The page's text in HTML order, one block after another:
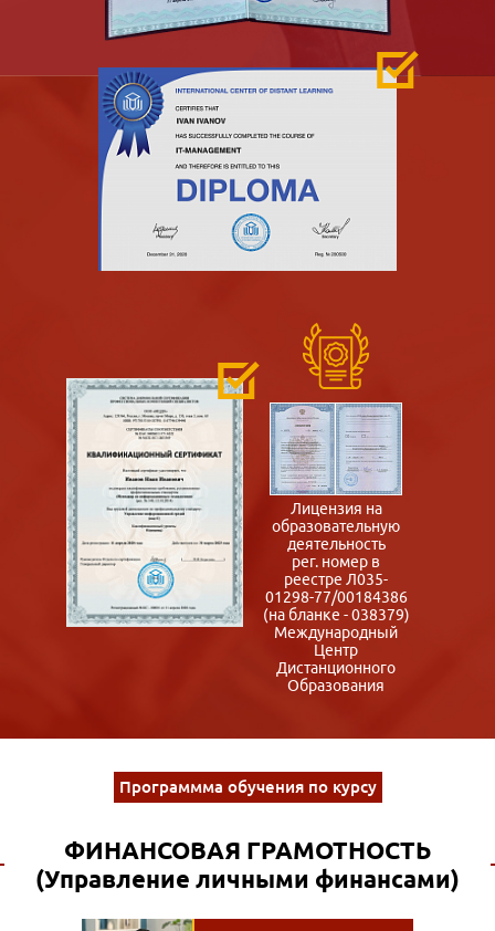
Лицензия на
образовательную
деятельность
рег. номер в
реестре Л035-
01298-77/00184386
(на бланке - 038379)
Международный
Центр
Дистанционного
Образования
Программма обучения по курсу
ФИНАНСОВАЯ ГРАМОТНОСТЬ
(Управление личными финансами)